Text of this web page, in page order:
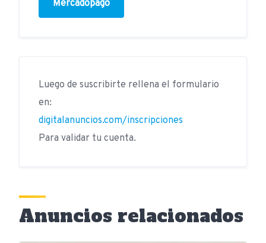
Mercadopago
Luego de suscribirte rellena el formulario
en:
digitalanuncios.com/inscripciones
Para validar tu cuenta.
Anuncios relacionados